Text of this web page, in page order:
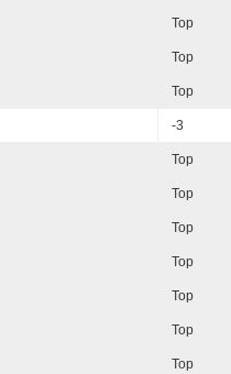
Top
Top
Top
-3
Top
Top
Top
Top
Top
Top
Top